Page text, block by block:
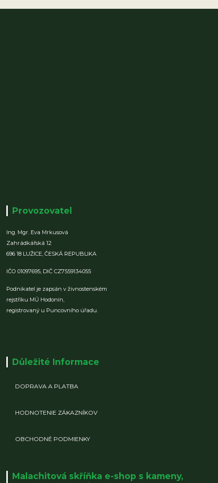
Provozovatel
Ing. Mgr. Eva Mrkusová
Zahrádkářská 12
696 18 LUŽICE,ČESKÁ REPUBLIKA
IČO 01097695, DIČ CZ7559134055
Podnikatel je zapsán v živnostenském
rejstříku MÚ Hodonín,
registrovaný u Puncovního úřadu.
Důležité Informace
DOPRAVA A PLATBA
HODNOTENIE ZÁKAZNÍKOV
OBCHODNÉ PODMIENKY
Malachitová skříňka e-shop s kameny,